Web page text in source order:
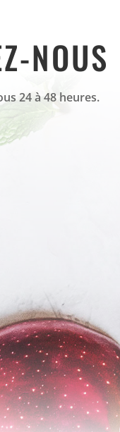
NOUS
24 à 48 heures.